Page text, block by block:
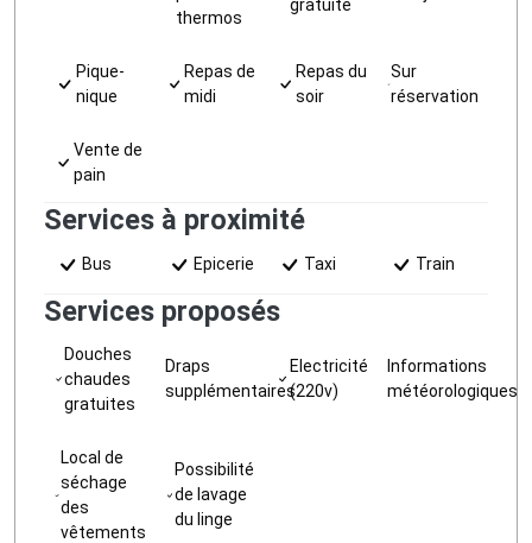
thermos
gratuite
Pique-
nique
Repas de
midi
Repas du
soir
Sur
réservation
Vente de
pain
Services à proximité
Bus Epicerie Taxi Train
Services proposés
Douches
chaudes
gratuites
Draps
supplémentaires
Electricité
(220v)
Informations
météorologiques
Local de
séchage
des
vêtements
Possibilité
de lavage
du linge